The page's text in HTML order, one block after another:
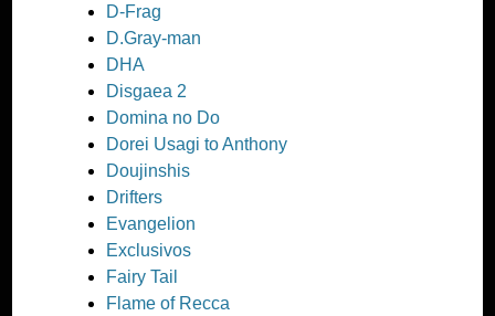
D-Frag
D.Gray-man
DHA
Disgaea 2
Domina no Do
Dorei Usagi to Anthony
Doujinshis
Drifters
Evangelion
Exclusivos
Fairy Tail
Flame of Recca